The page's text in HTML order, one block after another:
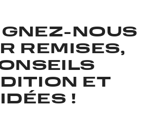
NOUS
REMISES,
ET
IDÉES !